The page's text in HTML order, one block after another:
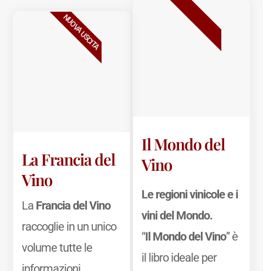
La Francia del
Vino
La Francia del Vino
raccoglie in un unico
volume tutte le
NUOVA USCITA
Il Mondo del
Vino
Le regioni vinicole e i
vini del Mondo.
“Il Mondo del Vino” è
il libro ideale per
BESTSELLER